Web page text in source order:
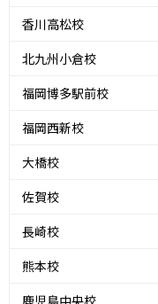
香川高松校
北九州小倉校
福岡博多駅前校
福岡西新校
大橋校
佐賀校
長崎校
熊本校